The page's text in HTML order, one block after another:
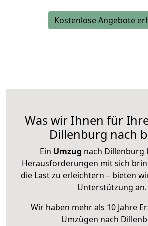
Kostenlose Angebote
Was wir Ihnen für
Dillenburg nach
Ein Umzug nach Dillenburg
Herausforderungen mit sich
die Last zu erleichtern – bieten
Unterstützung an.
Wir haben mehr als 10 Jahre
Umzügen nach